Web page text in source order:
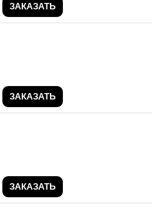
ЗАКАЗАТЬ
ЗАКАЗАТЬ
ЗАКАЗАТЬ